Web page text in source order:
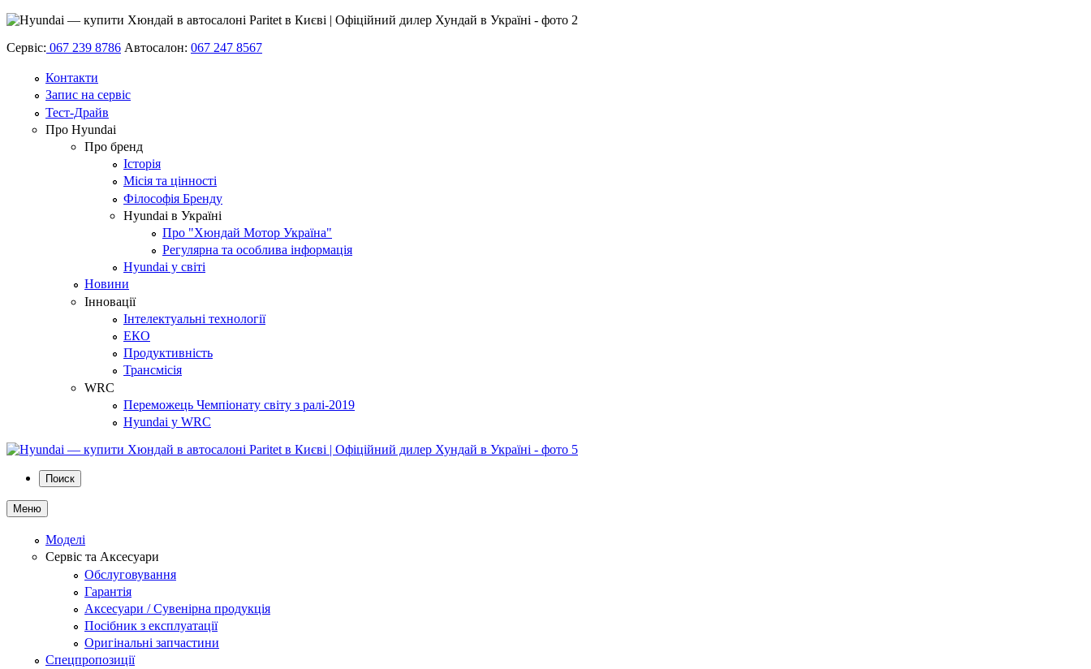
Сервіс: 067 239 8786 Автосалон: 067 247 8567
Контакти
Запис на сервіс
Тест-Драйв
Про Hyundai
Про бренд
Історія
Місія та цінності
Філософія Бренду
Hyundai в Україні
Про "Хюндай Мотор Україна"
Регулярна та особлива інформація
Hyundai у світі
Новини
Інновації
Інтелектуальні технології
ЕКО
Продуктивність
Трансмісія
WRC
Переможець Чемпіонату світу з ралі-2019
Hyundai у WRC
Поиск
Меню
Моделі
Сервіс та Аксесуари
Обслуговування
Гарантія
Аксесуари / Сувенірна продукція
Посібник з експлуатації
Оригінальні запчастини
Спецпропозиції